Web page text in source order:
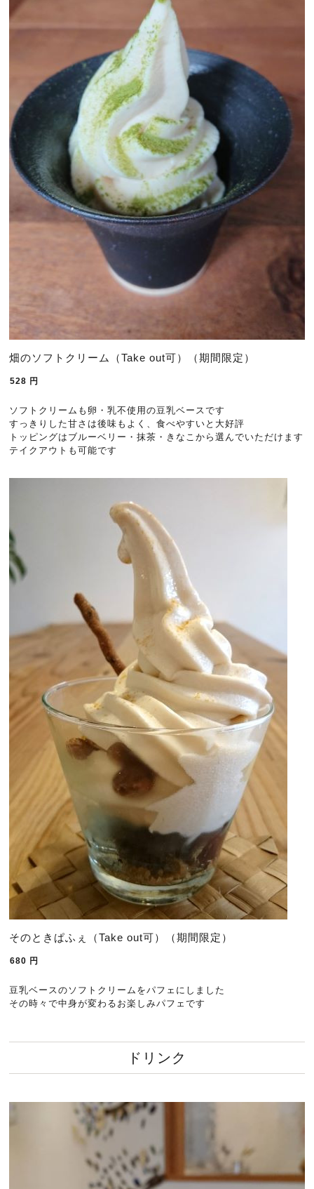
畑のソフトクリーム（Take out可）（期間限定）
528 円
ソフトクリームも卵・乳不使用の豆乳ベースです
すっきりした甘さは後味もよく、食べやすいと大好評
トッピングはブルーベリー・抹茶・きなこから選んでいただけます
テイクアウトも可能です
そのときぱふぇ（Take out可）（期間限定）
680 円
豆乳ベースのソフトクリームをパフェにしました
その時々で中身が変わるお楽しみパフェです
ドリンク